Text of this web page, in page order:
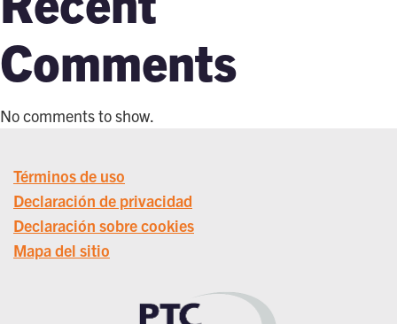
Comments
No comments to show.
Términos de uso
Declaración de privacidad
Declaración sobre cookies
Mapa del sitio